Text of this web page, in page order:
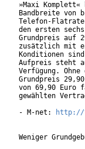
»Maxi
Bandbreite von
Telefon-
den ersten
Grundpreis auf
zusätzlich mit
Konditionen
Aufpreis steht
Verfügung.
Grundpreis
von 69,90 Euro
gewählten
- M-net:
http://
Weniger